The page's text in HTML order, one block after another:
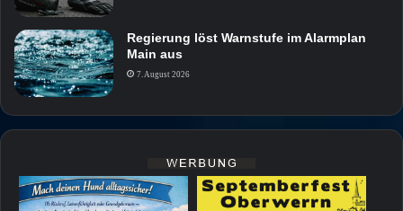
Regierung löst Warnstufe im Alarmplan
Main aus
7. August 2026